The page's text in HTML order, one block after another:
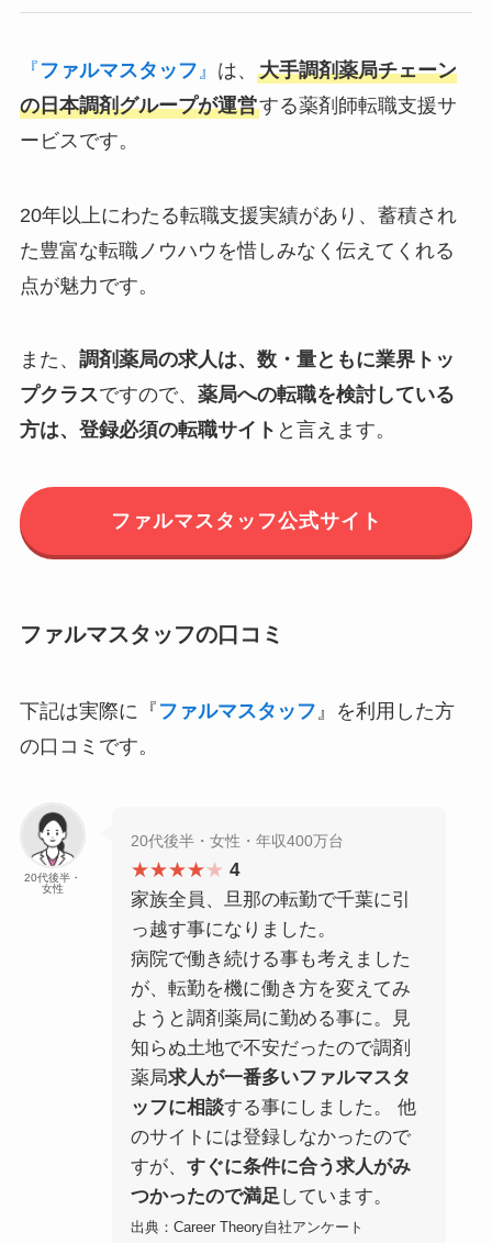
『 ファルマスタッフ 』 は、 大手調剤薬局チェーン
の日本調剤グループが運営する薬剤師転職支援サ
ービスです。
20年以上にわたる転職支援実績があり、蓄積され
た豊富な転職ノウハウを惜しみなく伝えてくれる
点が魅力です。
また、 調剤薬局の求人は、数・量ともに業界トッ
プクラスですので、 薬局への転職を検討している
方は、登録必須の転職サイト と言えます。
ファルマスタッフ公式サイト
ファルマスタッフの口コミ
下記は実際に『 ファルマスタッフ 』を利用した方
の口コミです。
20代後半・
女性
20代後半・女性・年収400万台
★★★★★ 4
家族全員、旦那の転勤で千葉に引
っ越す事になりました。
病院で働き続ける事も考えました
が、転勤を機に働き方を変えてみ
ようと調剤薬局に勤める事に。見
知らぬ土地で不安だったので調剤
薬局求人が一番多いファルマスタ
ッフに相談する事にしました。 他
のサイトには登録しなかったので
すが、 すぐに条件に合う求人がみ
つかったので満足しています。
出典：Career Theory自社アンケート